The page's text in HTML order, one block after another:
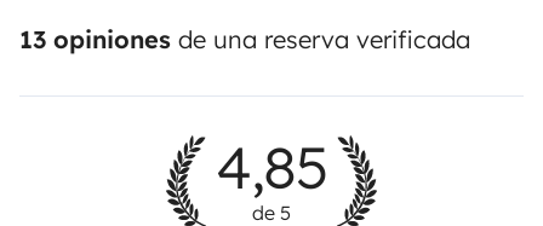
13 opiniones de una reserva verificada
4,85
de 5